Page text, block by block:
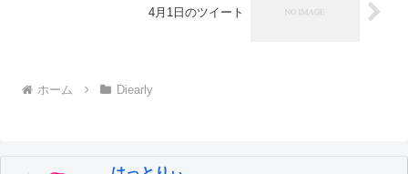
4月1日のツイート
ホーム Diearly